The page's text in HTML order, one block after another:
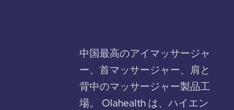
中国最高のアイマッサージャ
ー、首マッサージャー、肩と
背中のマッサージャー製品工
場。 Olahealth は、ハイエン